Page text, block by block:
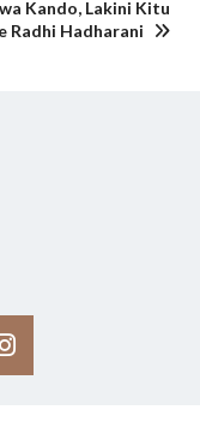
Kando, Lakini Kitu
Radhi Hadharani